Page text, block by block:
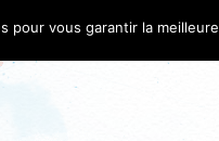
pour vous garantir la